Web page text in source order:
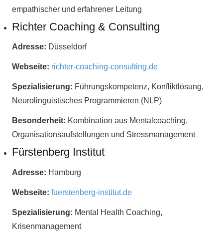
empathischer und erfahrener Leitung
Richter Coaching & Consulting
Adresse: Düsseldorf
Webseite: richter-coaching-consulting.de
Spezialisierung: Führungskompetenz, Konfliktlösung,
Neurolinguistisches Programmieren (NLP)
Besonderheit: Kombination aus Mentalcoaching,
Organisationsaufstellungen und Stressmanagement
Fürstenberg Institut
Adresse: Hamburg
Webseite: fuerstenberg-institut.de
Spezialisierung: Mental Health Coaching,
Krisenmanagement